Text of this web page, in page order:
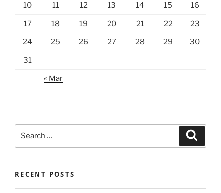
10 11 12 13 14 15 16
17 18 19 20 21 22 23
24 25 26 27 28 29 30
31
« Mar
RECENT POSTS